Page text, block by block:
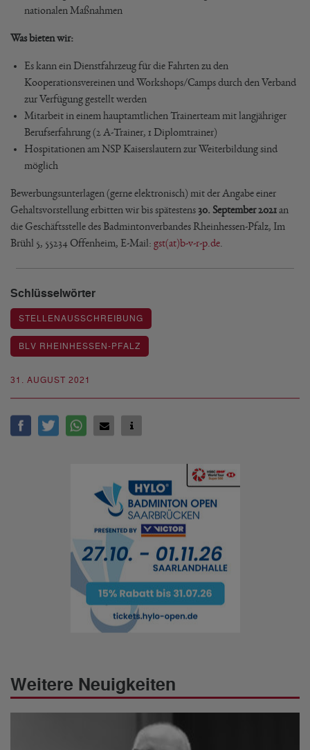
31. AUGUST 2021
nationalen Maßnahmen
Was bieten wir:
Es kann ein Dienstfahrzeug für die Fahrten zu den
Kooperationsvereinen und Workshops/Camps durch den Verband
zur Verfügung gestellt werden
Mitarbeit in einem hauptamtlichen Trainerteam mit langjähriger
Berufserfahrung (2 A-Trainer, 1 Diplomtrainer)
Hospitationen am NSP Kaiserslautern zur Weiterbildung sind
möglich
Bewerbungsunterlagen (gerne elektronisch) mit der Angabe einer
Gehaltsvorstellung erbitten wir bis spätestens30. September 2021an
die Geschäftsstelle des Badmintonverbandes Rheinhessen-Pfalz, Im
Brühl 5, 55234 Offenheim, E-Mail: gst(at)b-v-r-p.de
Schlüsselwörter
STELLENAUSSCHREIBUNG
BLV RHEINHESSEN-PFALZ
Weitere Neuigkeiten